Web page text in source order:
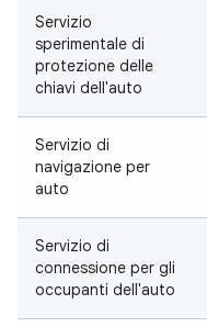
Servizio
sperimentale di
protezione delle
chiavi dell'auto
Servizio di
navigazione per
auto
Servizio di
connessione per gli
occupanti dell'auto